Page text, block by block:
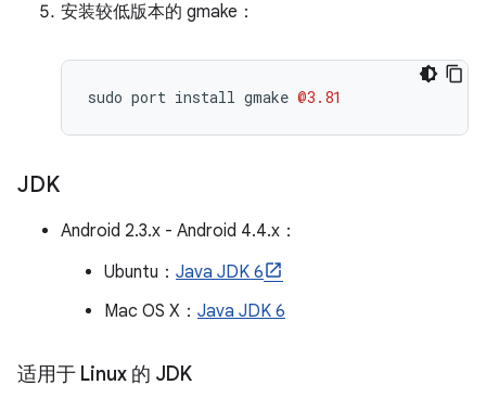
安装较低版本的 gmake：
sudo port install gmake @3.81
JDK
Android 2.3.x - Android 4.4.x：
Ubuntu： Java JDK 6
Mac OS X： Java JDK 6
适用于 Linux 的 JDK